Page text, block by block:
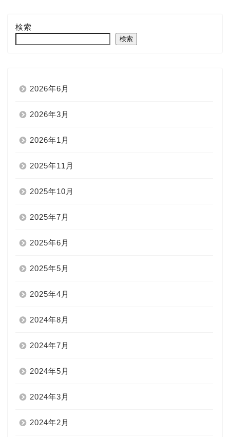
検索
検索
2026年6月
2026年3月
2026年1月
2025年11月
2025年10月
2025年7月
2025年6月
2025年5月
2025年4月
2024年8月
2024年7月
2024年5月
2024年3月
2024年2月